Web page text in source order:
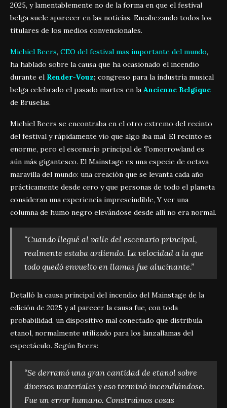
2025, y lamentablemente no de la forma en que el festival
belga suele aparecer en las noticias. Encabezando todos los
titulares de los medios convencionales.
Michiel Beers, CEO del festival mas importante del mundo,
ha hablado sobre la causa que ha ocasionado el incendio
durante el Render-Vouz; congreso para la industria musical
belga celebrado el pasado martes en la Ancienne Belgique
de Bruselas.
Michiel Beers se encontraba en el otro extremo del recinto
del festival y rápidamente vio que algo iba mal. El recinto es
enorme, pero el escenario principal de Tomorrowland es
aún más gigantesco. El Mainstage es una especie de octava
maravilla del mundo: una creación que se levanta cada año
prácticamente desde cero y que personas de todo el planeta
consideran una experiencia imprescindible, Y ver una
columna de humo negro elevándose desde allí no era normal.
“Cuando llegué al valle del escenario principal,
realmente estaba ardiendo. La velocidad a la que
todo quedó envuelto en llamas fue alucinante.”
Detalló la causa principal del incendio del Mainstage de la
edición de 2025 y al parecer la causa fue, con toda
probabilidad, un dispositivo mal conectado que distribuía
etanol, normalmente utilizado para los lanzallamas del
espectáculo. Según Beers:
“Se derramó una gran cantidad de etanol sobre
diversos materiales y eso terminó incendiándose.
Fue un error humano. Construimos cosas